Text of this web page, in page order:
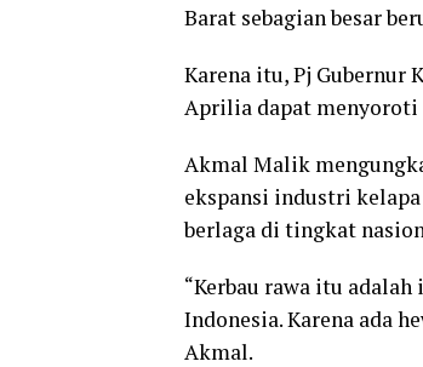
Barat sebagian besar
Karena itu, Pj
Aprilia dapat menyoroti
Akmal Malik
ekspansi industri
berlaga di tingkat
“Kerbau rawa itu
Indonesia. Karena ada
Akmal.